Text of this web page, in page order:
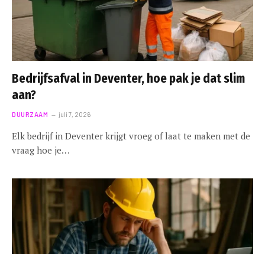
Bedrijfsafval in Deventer, hoe pak je dat slim
aan?
DUURZAAM juli 7, 2026
Elk bedrijf in Deventer krijgt vroeg of laat te maken met de
vraag hoe je…